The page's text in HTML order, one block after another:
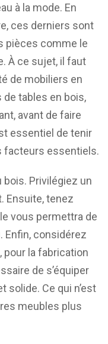
à la mode. En
ces derniers sont
pièces comme le
À ce sujet, il faut
de mobiliers en
de tables en bois,
avant de faire
essentiel de tenir
facteurs essentiels.
bois. Privilégiez un
Ensuite, tenez
vous permettra de
Enfin, considérez
pour la fabrication
de s’équiper
solide. Ce qui n’est
meubles plus